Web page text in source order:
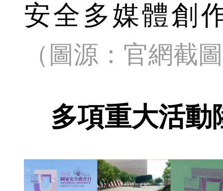
安全多媒體創
（圖源：官網截
多項重大活動